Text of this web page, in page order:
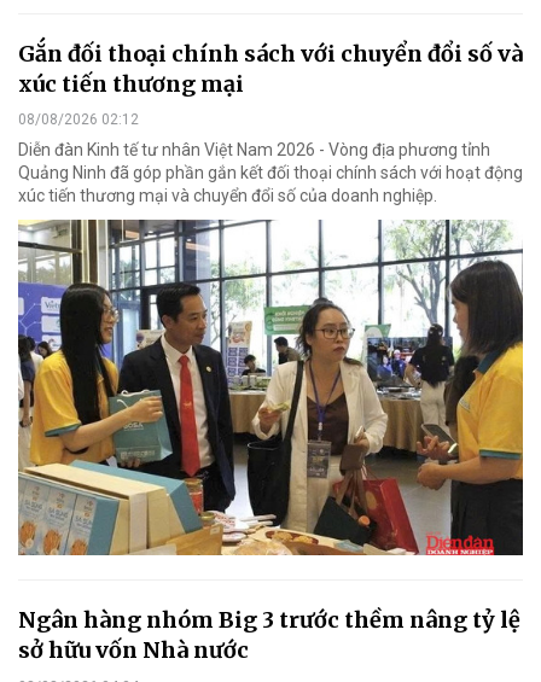
Gắn đối thoại chính sách với chuyển đổi số và
xúc tiến thương mại
08/08/2026 02:12
Diễn đàn Kinh tế tư nhân Việt Nam 2026 - Vòng địa phương tỉnh
Quảng Ninh đã góp phần gắn kết đối thoại chính sách với hoạt động
xúc tiến thương mại và chuyển đổi số của doanh nghiệp.
Ngân hàng nhóm Big 3 trước thềm nâng tỷ lệ
sở hữu vốn Nhà nước